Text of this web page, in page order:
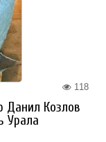
118
Данил Козлов
Урала